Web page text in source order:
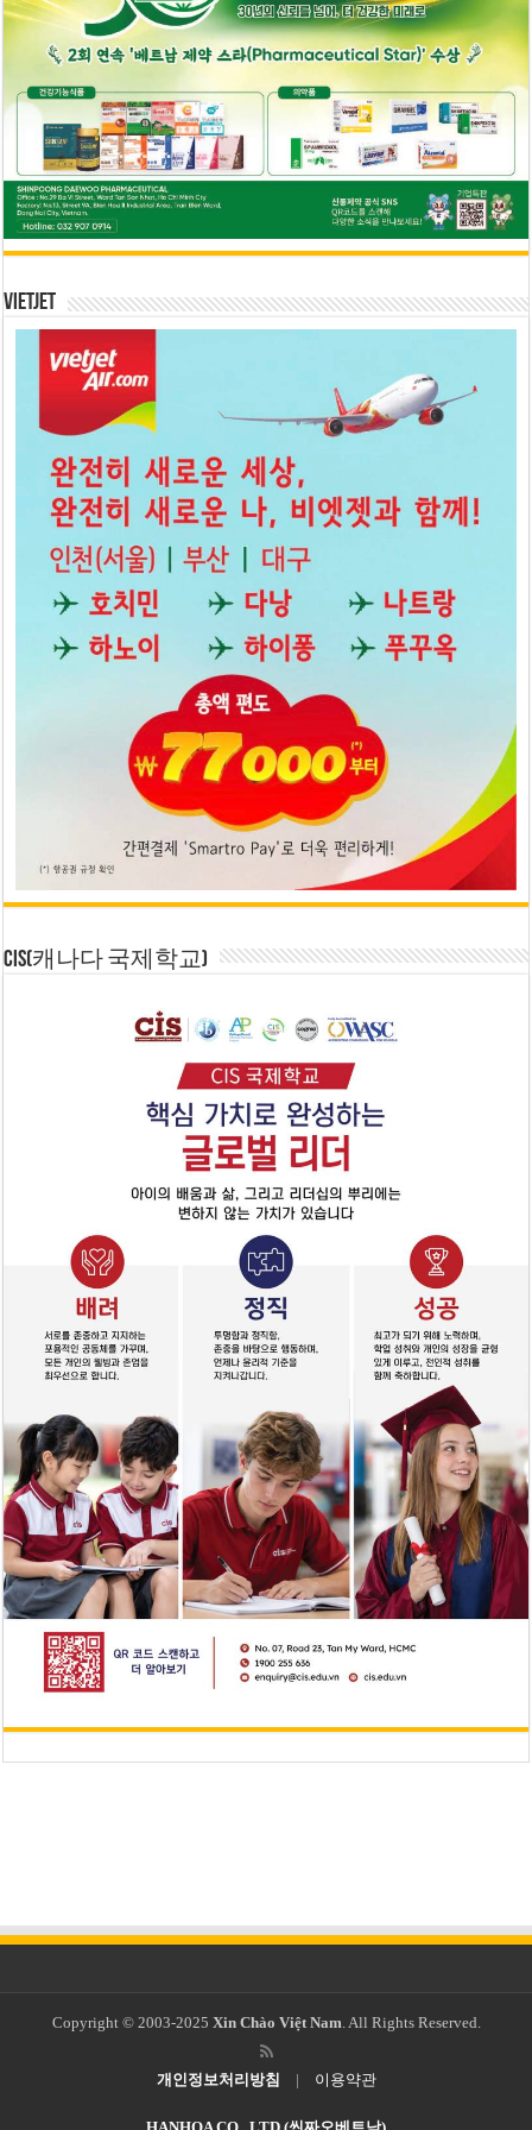
Vietjet
CIS(캐나다 국제학교)
Copyright © 2003-2025 Xin Chào Việt Nam . All Rights Reserved.
개인정보처리방침 | 이용약관